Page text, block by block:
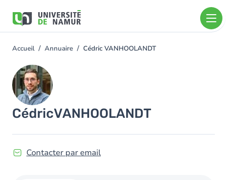
contenu
You
here
Accueil Annuaire Cédric VANHOOLANDT
Image
CédricVANHOOLANDT
Contacter par email